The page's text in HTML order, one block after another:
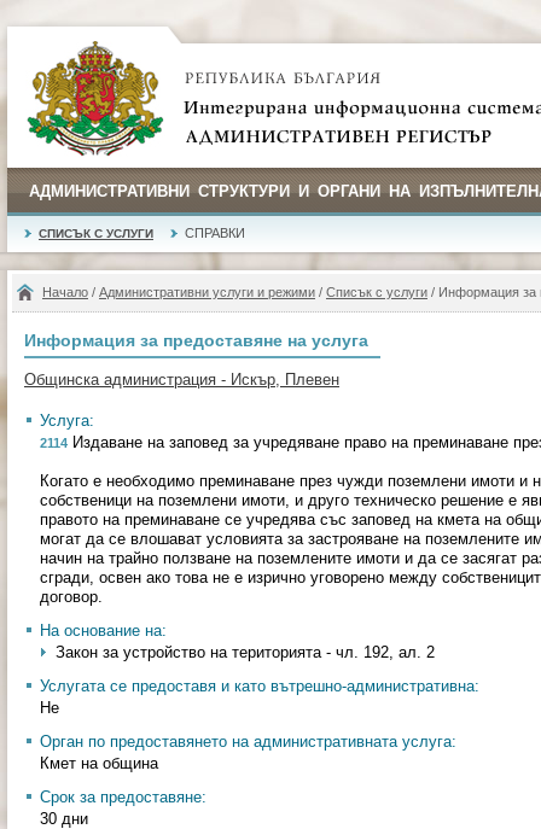
АДМИНИСТРАТИВНИ СТРУКТУРИ И ОРГАНИ НА
СПИСЪК С УСЛУГИ СПРАВКИ
Начало / Административни услуги и режими / Списък с услуги / Информация за
Информация за предоставяне на услуга
Общинска администрация - Искър, Плевен
Услуга:
2114 Издаване на заповед за учредяване право на преминаване
Когато е необходимо преминаване през чужди поземлени имоти и
собственици на поземлени имоти, и друго техническо решение е
правото на преминаване се учредява със заповед на кмета на
могат да се влошават условията за застрояване на поземлените
начин на трайно ползване на поземлените имоти и да се засягат
сгради, освен ако това не е изрично уговорено между
договор.
На основание на:
Закон за устройство на територията - чл. 192, ал. 2
Услугата се предоставя и като вътрешно-административна:
Не
Орган по предоставянето на административната услуга:
Кмет на община
Срок за предоставяне:
30 дни